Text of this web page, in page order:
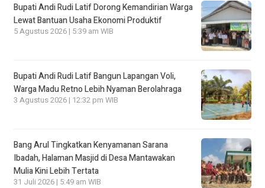
Bupati Andi Rudi Latif Dorong Kemandirian Warga
Lewat Bantuan Usaha Ekonomi Produktif
5 Agustus 2026 | 5:39 am WIB
Bupati Andi Rudi Latif Bangun Lapangan Voli,
Warga Madu Retno Lebih Nyaman Berolahraga
3 Agustus 2026 | 12:32 pm WIB
Bang Arul Tingkatkan Kenyamanan Sarana
Ibadah, Halaman Masjid di Desa Mantawakan
Mulia Kini Lebih Tertata
31 Juli 2026 | 5:49 am WIB